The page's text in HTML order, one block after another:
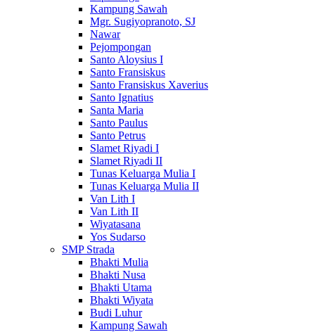
Kampung Sawah
Mgr. Sugiyopranoto, SJ
Nawar
Pejompongan
Santo Aloysius I
Santo Fransiskus
Santo Fransiskus Xaverius
Santo Ignatius
Santa Maria
Santo Paulus
Santo Petrus
Slamet Riyadi I
Slamet Riyadi II
Tunas Keluarga Mulia I
Tunas Keluarga Mulia II
Van Lith I
Van Lith II
Wiyatasana
Yos Sudarso
SMP Strada
Bhakti Mulia
Bhakti Nusa
Bhakti Utama
Bhakti Wiyata
Budi Luhur
Kampung Sawah